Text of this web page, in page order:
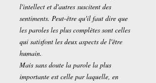
l'intellect et d'autres suscitent des
sentiments. Peut-être qu'il faut dire que
les paroles les plus complètes sont celles
qui satisfont les deux aspects de l'être
humain.
Mais sans doute la parole la plus
importante est celle par laquelle, en